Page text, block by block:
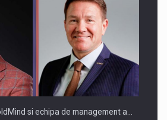
si echipa de management a…